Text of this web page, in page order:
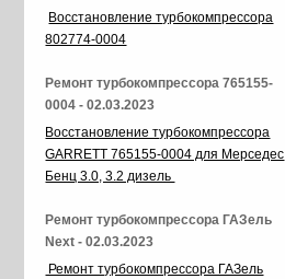
Восстановление турбокомпрессора
802774-0004
Ремонт турбокомпрессора 765155-
0004 - 02.03.2023
Восстановление турбокомпрессора
GARRETT 765155-0004 для Мерседес
Бенц 3.0, 3.2 дизель
Ремонт турбокомпрессора ГАЗель
Next - 02.03.2023
Ремонт турбокомпрессора ГАЗель